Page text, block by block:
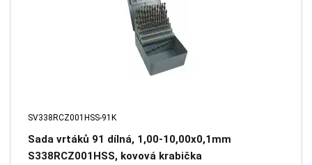
SV338RCZ001HSS-91K
Sada vrtáků 91 dílná, 1,00-10,00x0,1mm
S338RCZ001HSS, kovová krabička